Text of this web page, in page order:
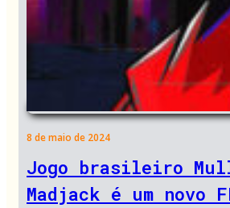
8 de maio de 2024
Jogo brasileiro
Madjack é um novo